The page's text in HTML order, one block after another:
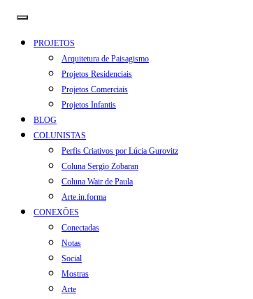
PROJETOS
Arquitetura de Paisagismo
Projetos Residenciais
Projetos Comerciais
Projetos Infantis
BLOG
COLUNISTAS
Perfis Criativos por Lúcia Gurovitz
Coluna Sergio Zobaran
Coluna Wair de Paula
Arte.in.forma
CONEXÕES
Conectadas
Notas
Social
Mostras
Arte